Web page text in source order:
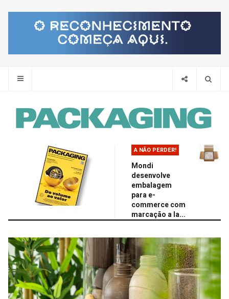
A NÃO PERDER!
Mondi
desenvolve
embalagem
para e-
commerce com
marcação a la...